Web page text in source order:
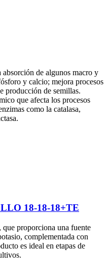
de algunos macro y
y calcio; mejora procesos
producción de semillas.
que afecta los procesos
como la catalasa,
18-18-18+TE
proporciona una fuente
complementada con
es ideal en etapas de